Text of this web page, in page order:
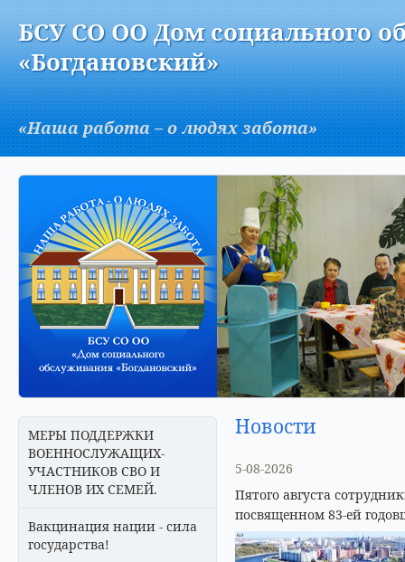
AБСУ СО ОО Дом социального
«Богдановский»
«Наша работа – о людях забота»
МЕРЫ ПОДДЕРЖКИ
ВОЕННОСЛУЖАЩИХ-
УЧАСТНИКОВ СВО И
ЧЛЕНОВ ИХ СЕМЕЙ.
Вакцинация нации - сила
государства!
Новости
5-08-2026
Пятого августа
посвященном 83-ей